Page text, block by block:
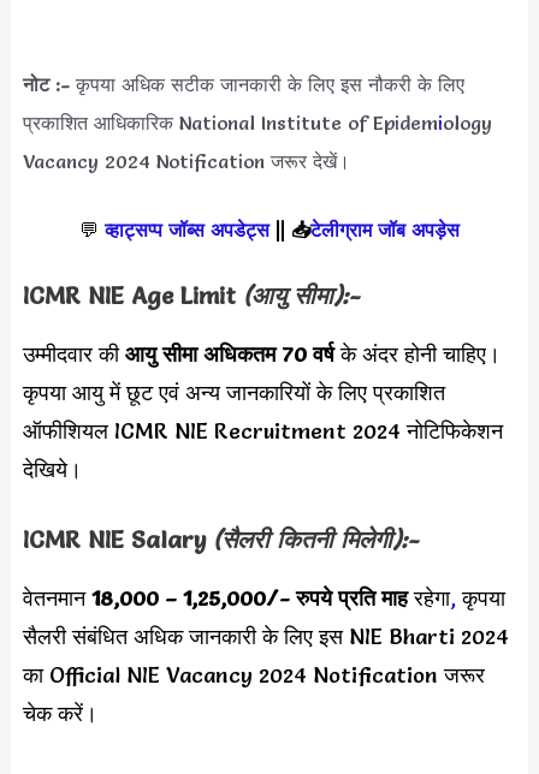
नोट :-कृपया अधिक सटीक जानकारी के लिए इस नौकरी के लिए
प्रकाशित आधिकारिक National Institute of Epidemiology
Vacancy 2024 Notification जरूर देखें।
💬 व्हाट्सप्प जॉब्स अपडेट्स|| 📥टेलीग्राम जॉब अपड़ेस
ICMR NIE Age Limit (आयु सीमा):-
उम्मीदवार कीआयु सीमा अधिकतम 70 वर्षके अंदर होनी चाहिए।
कृपया आयु में छूट एवं अन्य जानकारियों के लिए प्रकाशित
ऑफीशियल ICMR NIE Recruitment 2024 नोटिफिकेशन
देखिये।
ICMR NIE Salary (सैलरी कितनी मिलेगी):-
वेतनमान18,000 – 1,25,000/- रुपये प्रति माहरहेगा, कृपया
सैलरी संबंधित अधिक जानकारी के लिए इस NIE Bharti 2024
का Official NIE Vacancy 2024 Notification जरूर
चेक करें।